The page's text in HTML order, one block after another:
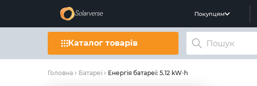
Покупцям
Каталог товарів
Головна Батареї Енергія батареї: 5.12 kW⋅h